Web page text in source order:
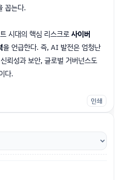
꼽는다.
시대의 핵심 리스크로사이버
을 언급한다. 즉, AI 발전은 엄청난
뢰성과 보안, 글로벌 거버넌스도
다.
인쇄